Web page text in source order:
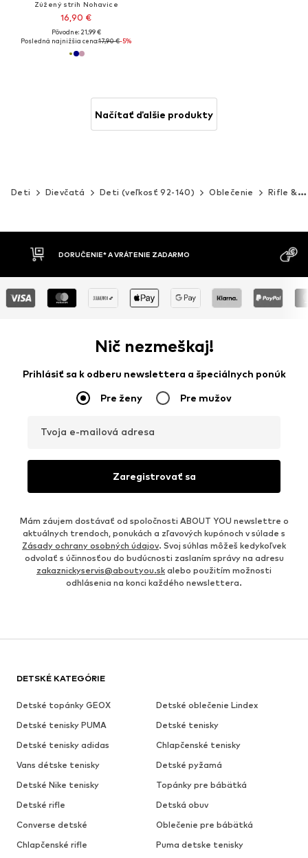
Zúžený strih Nohavice
16,90 €
Pôvodne: 21,99 €
Posledná najnižšia cena:17,90 €-5%
Načítať ďalšie produkty
Deti Dievčatá Deti (veľkosť 92-140) Oblečenie Rifle & nohavice
DOBIERKA
MOŽNOSŤ
Nič nezmeškaj!
Prihlásiť sa k odberu newslettera a špeciálnych ponúk
Pre ženy Pre mužov
Tvoja e-mailová adresa
Zaregistrovať sa
Mám záujem dostávať od spoločnosti ABOUT YOU newslettre o
aktuálnych trendoch, ponukách a zľavových kupónoch v súlade s
Zásady ochrany osobných údajov. Svoj súhlas môžeš kedykoľvek
odvolať s účinnosťou do budúcnosti zaslaním správy na adresu
zakaznickyservis@aboutyou.sk alebo použitím možnosti
odhlásenia na konci každého newslettera.
DETSKÉ KATEGÓRIE
Detské topánky GEOX
Detské oblečenie Lindex
Detské tenisky PUMA
Detské tenisky
Detské tenisky adidas
Chlapčenské tenisky
Vans détske tenisky
Detské pyžamá
Detské Nike tenisky
Topánky pre bábätká
Detské rifle
Detská obuv
Converse detské
Oblečenie pre bábätká
Chlapčenské rifle
Puma detske tenisky